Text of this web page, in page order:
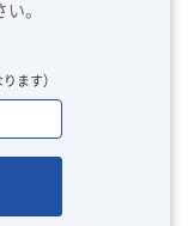
。
ます）